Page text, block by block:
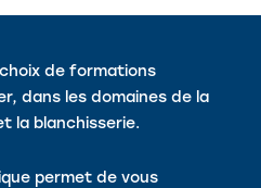
de formations
dans les domaines de la
la blanchisserie.
permet de vous